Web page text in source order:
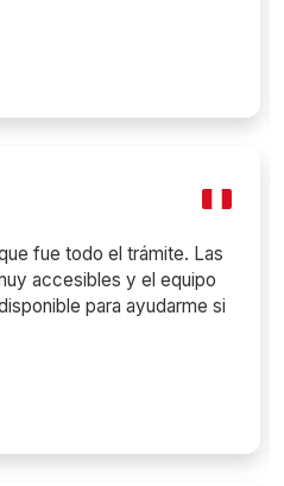
fue todo el trámite. Las
accesibles y el equipo
para ayudarme si